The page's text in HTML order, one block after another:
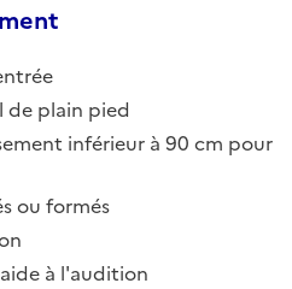
de plain pied
inférieur à 90 cm pour
ou formés
à l'audition